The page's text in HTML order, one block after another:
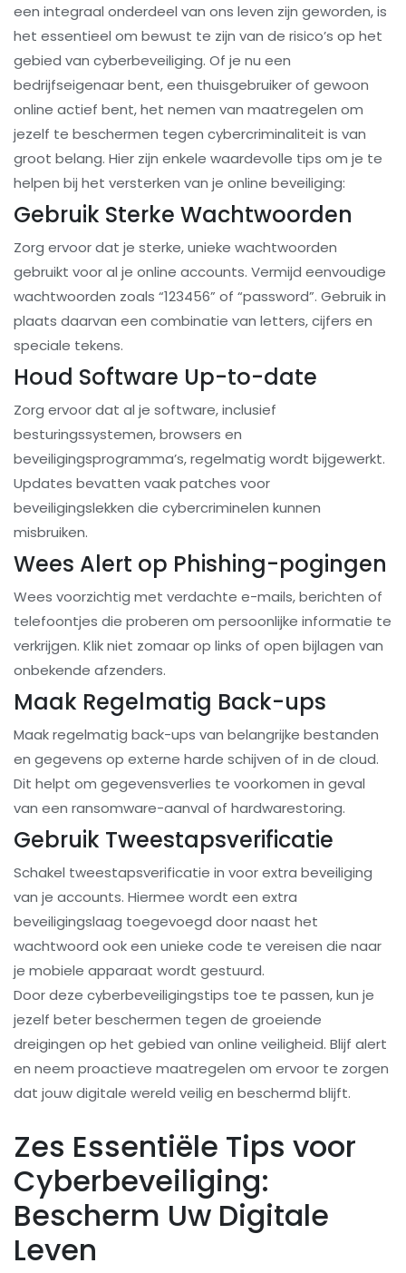
een integraal onderdeel van ons leven zijn geworden, is
het essentieel om bewust te zijn van de risico’s op het
gebied van cyberbeveiliging. Of je nu een
bedrijfseigenaar bent, een thuisgebruiker of gewoon
online actief bent, het nemen van maatregelen om
jezelf te beschermen tegen cybercriminaliteit is van
groot belang. Hier zijn enkele waardevolle tips om je te
helpen bij het versterken van je online beveiliging:
Gebruik Sterke Wachtwoorden
Zorg ervoor dat je sterke, unieke wachtwoorden
gebruikt voor al je online accounts. Vermijd eenvoudige
wachtwoorden zoals “123456” of “password”. Gebruik in
plaats daarvan een combinatie van letters, cijfers en
speciale tekens.
Houd Software Up-to-date
Zorg ervoor dat al je software, inclusief
besturingssystemen, browsers en
beveiligingsprogramma’s, regelmatig wordt bijgewerkt.
Updates bevatten vaak patches voor
beveiligingslekken die cybercriminelen kunnen
misbruiken.
Wees Alert op Phishing-pogingen
Wees voorzichtig met verdachte e-mails, berichten of
telefoontjes die proberen om persoonlijke informatie te
verkrijgen. Klik niet zomaar op links of open bijlagen van
onbekende afzenders.
Maak Regelmatig Back-ups
Maak regelmatig back-ups van belangrijke bestanden
en gegevens op externe harde schijven of in de cloud.
Dit helpt om gegevensverlies te voorkomen in geval
van een ransomware-aanval of hardwarestoring.
Gebruik Tweestapsverificatie
Schakel tweestapsverificatie in voor extra beveiliging
van je accounts. Hiermee wordt een extra
beveiligingslaag toegevoegd door naast het
wachtwoord ook een unieke code te vereisen die naar
je mobiele apparaat wordt gestuurd.
Door deze cyberbeveiligingstips toe te passen, kun je
jezelf beter beschermen tegen de groeiende
dreigingen op het gebied van online veiligheid. Blijf alert
en neem proactieve maatregelen om ervoor te zorgen
dat jouw digitale wereld veilig en beschermd blijft.
Zes Essentiële Tips voor
Cyberbeveiliging:
Bescherm Uw Digitale
Leven